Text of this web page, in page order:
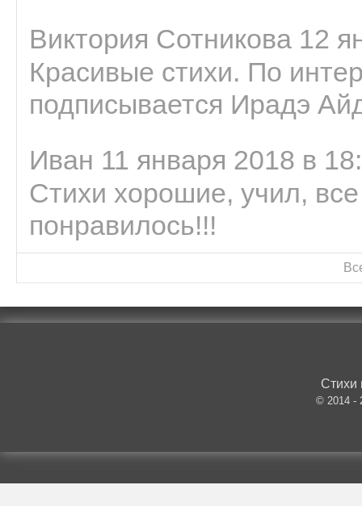
Виктория Сотникова 12
Красивые стихи. По
подписывается Ирадэ
Иван 11 января 2018 в
Стихи хорошие, учил,
понравилось!!!
Стихи
© 2014 -